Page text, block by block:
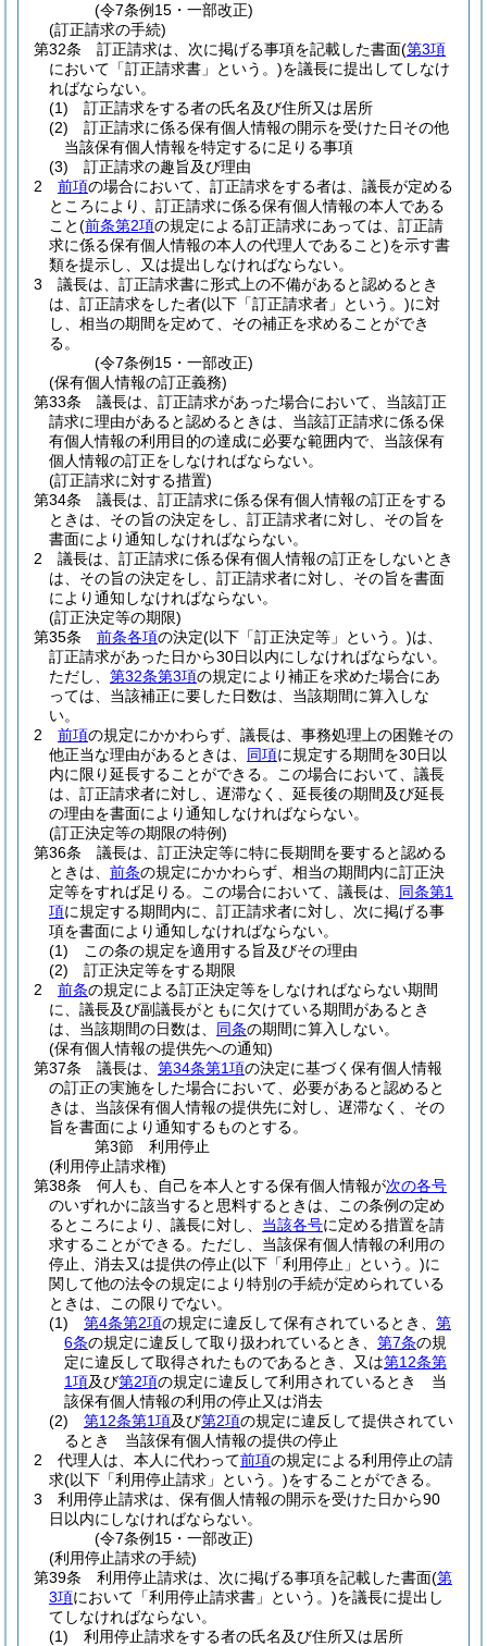
(令7条例15・一部改正)
(訂正請求の手続)
第32条
訂正請求は、次に掲げる事項を記載した書面(第3項
において「訂正請求書」という。)を議長に提出してしなけ
ればならない。
(1)
訂正請求をする者の氏名及び住所又は居所
(2)
訂正請求に係る保有個人情報の開示を受けた日その他
当該保有個人情報を特定するに足りる事項
(3)
訂正請求の趣旨及び理由
2
前項の場合において、訂正請求をする者は、議長が定める
ところにより、訂正請求に係る保有個人情報の本人である
こと(前条第2項の規定による訂正請求にあっては、訂正請
求に係る保有個人情報の本人の代理人であること)を示す書
類を提示し、又は提出しなければならない。
3
議長は、訂正請求書に形式上の不備があると認めるとき
は、訂正請求をした者(以下「訂正請求者」という。)に対
し、相当の期間を定めて、その補正を求めることができ
る。
(令7条例15・一部改正)
(保有個人情報の訂正義務)
第33条
議長は、訂正請求があった場合において、当該訂正
請求に理由があると認めるときは、当該訂正請求に係る保
有個人情報の利用目的の達成に必要な範囲内で、当該保有
個人情報の訂正をしなければならない。
(訂正請求に対する措置)
第34条
議長は、訂正請求に係る保有個人情報の訂正をする
ときは、その旨の決定をし、訂正請求者に対し、その旨を
書面により通知しなければならない。
2
議長は、訂正請求に係る保有個人情報の訂正をしないとき
は、その旨の決定をし、訂正請求者に対し、その旨を書面
により通知しなければならない。
(訂正決定等の期限)
第35条
前条各項の決定(以下「訂正決定等」という。)は、
訂正請求があった日から30日以内にしなければならない。
ただし、 第32条第3項の規定により補正を求めた場合にあ
っては、当該補正に要した日数は、当該期間に算入しな
い。
2
前項の規定にかかわらず、議長は、事務処理上の困難その
他正当な理由があるときは、 同項に規定する期間を30日以
内に限り延長することができる。
この場合において、議長
は、訂正請求者に対し、遅滞なく、延長後の期間及び延長
の理由を書面により通知しなければならない。
(訂正決定等の期限の特例)
第36条
議長は、訂正決定等に特に長期間を要すると認める
ときは、 前条の規定にかかわらず、相当の期間内に訂正決
定等をすれば足りる。
この場合において、議長は、 同条第1
項に規定する期間内に、訂正請求者に対し、次に掲げる事
項を書面により通知しなければならない。
(1)
この条の規定を適用する旨及びその理由
(2)
訂正決定等をする期限
2
前条の規定による訂正決定等をしなければならない期間
に、議長及び副議長がともに欠けている期間があるとき
は、当該期間の日数は、 同条の期間に算入しない。
(保有個人情報の提供先への通知)
第37条
議長は、 第34条第1項の決定に基づく保有個人情報
の訂正の実施をした場合において、必要があると認めると
きは、当該保有個人情報の提供先に対し、遅滞なく、その
旨を書面により通知するものとする。
第3節
利用停止
(利用停止請求権)
第38条
何人も、自己を本人とする保有個人情報が次の各号
のいずれかに該当すると思料するときは、この条例の定め
るところにより、議長に対し、 当該各号に定める措置を請
求することができる。 ただし、当該保有個人情報の利用の
停止、消去又は提供の停止(以下「利用停止」という。)に
関して他の法令の規定により特別の手続が定められている
ときは、この限りでない。
(1)
第4条第2項の規定に違反して保有されているとき、 第
6条の規定に違反して取り扱われているとき、 第7条の規
定に違反して取得されたものであるとき、又は第12条第
1項及び第2項の規定に違反して利用されているとき 当
該保有個人情報の利用の停止又は消去
(2)
第12条第1項及び第2項の規定に違反して提供されてい
るとき 当該保有個人情報の提供の停止
2
代理人は、本人に代わって前項の規定による利用停止の請
求(以下「利用停止請求」という。)をすることができる。
3
利用停止請求は、保有個人情報の開示を受けた日から90
日以内にしなければならない。
(令7条例15・一部改正)
(利用停止請求の手続)
第39条
利用停止請求は、次に掲げる事項を記載した書面(第
3項において「利用停止請求書」という。)を議長に提出し
てしなければならない。
(1)
利用停止請求をする者の氏名及び住所又は居所